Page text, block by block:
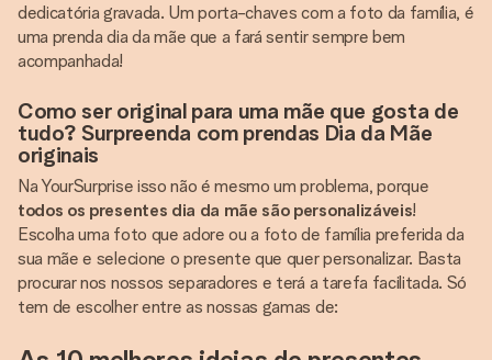
dedicatória gravada. Um porta-chaves com a foto da família, é
uma prenda dia da mãe que a fará sentir sempre bem
acompanhada!
Como ser original para uma mãe que gosta de
tudo? Surpreenda com prendas Dia da Mãe
originais
Na YourSurprise isso não é mesmo um problema, porque
todos os presentes dia da mãe são personalizáveis!
Escolha uma foto que adore ou a foto de família preferida da
sua mãe e selecione o presente que quer personalizar. Basta
procurar nos nossos separadores e terá a tarefa facilitada. Só
tem de escolher entre as nossas gamas de: